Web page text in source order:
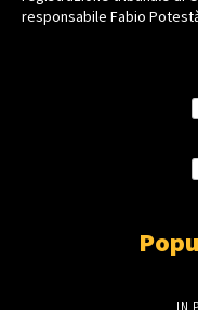
responsabile Fabio
IN